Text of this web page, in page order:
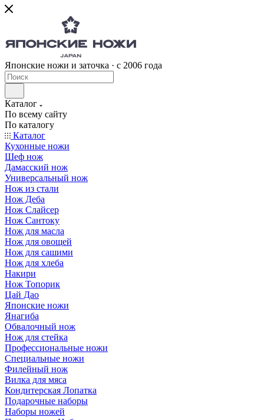
Японские ножи и заточка · с 2006 года
Каталог
По всему сайту
По каталогу
Каталог
Кухонные ножи
Шеф нож
Дамасский нож
Универсальный нож
Нож из стали
Нож Деба
Нож Слайсер
Нож Сантоку
Нож для масла
Нож для овощей
Нож для сашими
Нож для хлеба
Накири
Нож Топорик
Цай Дао
Японские ножи
Янагиба
Обвалочный нож
Нож для стейка
Профессиональные ножи
Специальные ножи
Филейный нож
Вилка для мяса
Кондитерская Лопатка
Подарочные наборы
Наборы ножей